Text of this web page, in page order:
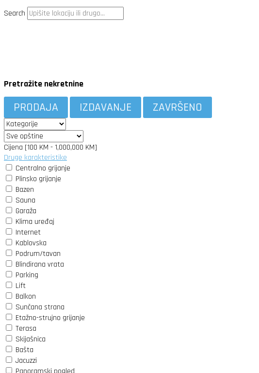
Search
Pretražite nekretnine
PRODAJA IZDAVANJE ZAVRŠENO
Cijena [100 KM -1,000,000 KM]
Druge karakteristike
Centralno grijanje
Plinsko grijanje
Bazen
Sauna
Garaža
Klima uređaj
Internet
Kablovska
Podrum/tavan
Blindirana vrata
Parking
Lift
Balkon
Sunčana strana
Etažno-strujno grijanje
Terasa
Skijašnica
Bašta
Jacuzzi